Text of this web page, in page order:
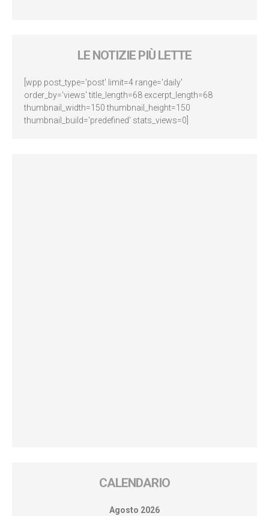
LE NOTIZIE PIÙ LETTE
[wpp post_type='post' limit=4 range='daily'
order_by='views' title_length=68 excerpt_length=68
thumbnail_width=150 thumbnail_height=150
thumbnail_build='predefined' stats_views=0]
CALENDARIO
Agosto 2026